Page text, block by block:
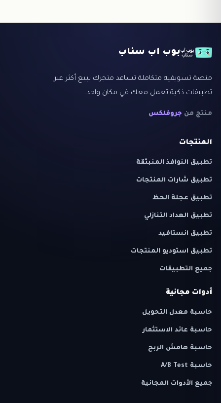
بوب اب سناب
منصة تسويقية متكاملة تساعد متجرك يبيع أكثر عبر
تطبيقات ذكية تعمل معك في مكان واحد.
منتج من جروفلكس
المنتجات
تطبيق النوافذ المنبثقة
تطبيق شارات المنتجات
تطبيق عجلة الحظ
تطبيق العداد التنازلي
تطبيق انستافيد
تطبيق استوديو المنتجات
جميع التطبيقات
أدوات مجانية
حاسبة معدل التحويل
حاسبة عائد الاستثمار
حاسبة هامش الربح
حاسبة A/B Test
جميع الأدوات المجانية